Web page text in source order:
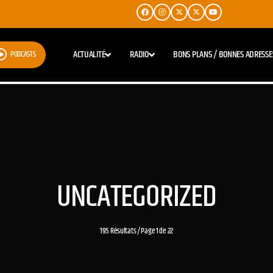
PODCASTS ACTUALITÉ RADIO BONS PLANS / BONNES
UNCATEGORIZED
195 Résultats / Page 1 de 22